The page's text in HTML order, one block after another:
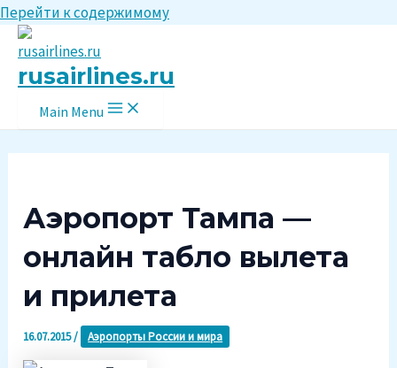
Перейти к содержимому
rusairlines.ru
Main Menu
Аэропорт Тампа —
онлайн табло вылета
и прилета
16.07.2015/ Аэропорты России и мира